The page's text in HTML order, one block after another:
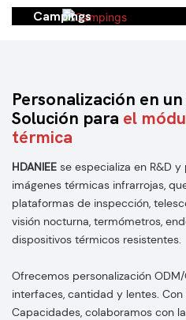
Campings
Personalización en
Solución para el
térmica
HDANIEE se especializa en R&D
imágenes térmicas infrarrojas,
plataformas de inspección,
visión nocturna, termómetros,
dispositivos térmicos resistentes.
Ofrecemos personalización
interfaces, cantidad y lentes.
Capacidades, colaboramos con